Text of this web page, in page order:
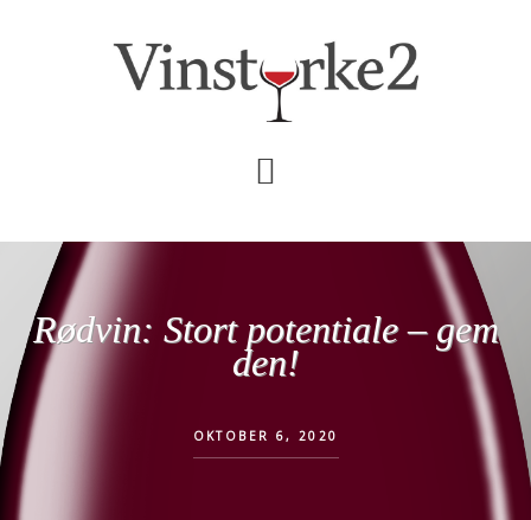
Rødvin: Stort potentiale – gem
den!
OKTOBER 6, 2020